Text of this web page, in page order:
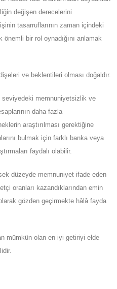
değişen derecelerini
tasarruflarının zaman içindeki
bir rol oynadığını anlamak
ve beklentileri olması doğaldır.
seviyedeki memnuniyetsizlik ve
daha fazla
araştırılması gerektiğine
bulmak için farklı banka veya
faydalı olabilir.
düzeyde memnuniyet ifade eden
oranları kazandıklarından emin
gözden geçirmekte hâlâ fayda
mümkün olan en iyi getiriyi elde